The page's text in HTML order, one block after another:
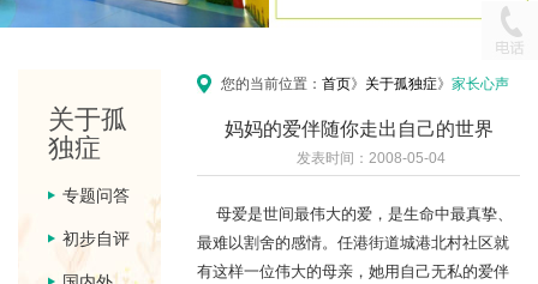
关于孤
独症
专题问答
初步自评
您的当前位置：首页 》 关于孤独症》家长心声
妈妈的爱伴随你走出自己的世界
发表时间：2008-05-04
母爱是世间最伟大的爱，是生命中最真挚、
最难以割舍的感情。任港街道城港北村社区就
有这样一位伟大的母亲，她用自己无私的爱伴